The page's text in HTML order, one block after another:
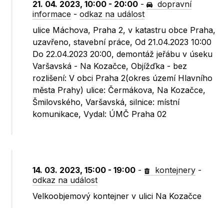
21. 04. 2023, 10:00 - 20:00 -
dopravní
informace -odkaz na událost
ulice Máchova, Praha 2, v katastru obce Praha,
uzavřeno, stavební práce, Od 21.04.2023 10:00
Do 22.04.2023 20:00, demontáž jeřábu v úseku
Varšavská - Na Kozačce, Objížďka - bez
rozlišení: V obci Praha 2(okres území Hlavního
města Prahy) ulice: Čermákova, Na Kozačce,
Šmilovského, Varšavská, silnice: místní
komunikace, Vydal: ÚMČ Praha 02
14. 03. 2023, 15:00 - 19:00 - kontejnery -
odkaz na událost
Velkoobjemový kontejner v ulici Na Kozačce